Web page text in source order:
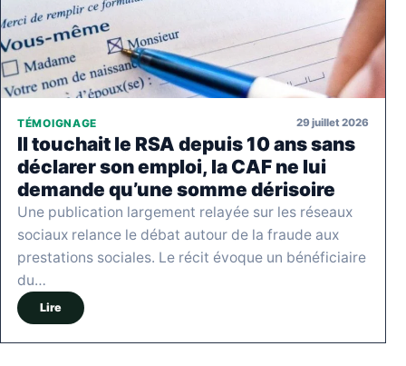
TÉMOIGNAGE 29 juillet 2026
Il touchait le RSA depuis 10 ans sans
déclarer son emploi, la CAF ne lui
demande qu’une somme dérisoire
Une publication largement relayée sur les réseaux
sociaux relance le débat autour de la fraude aux
prestations sociales. Le récit évoque un bénéficiaire
du…
Lire